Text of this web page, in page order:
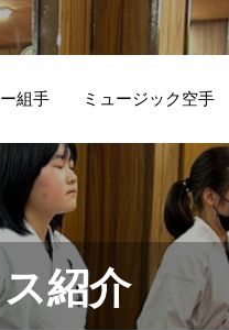
組手 ミュージック空手
紹介